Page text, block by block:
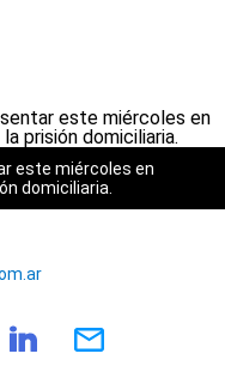
este miércoles en
domiciliaria.